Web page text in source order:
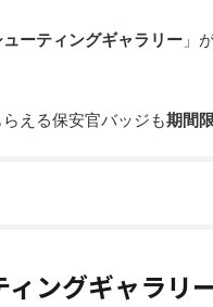
ーティングギャラリー 」
える保安官バッジも期間
ングギャラリ